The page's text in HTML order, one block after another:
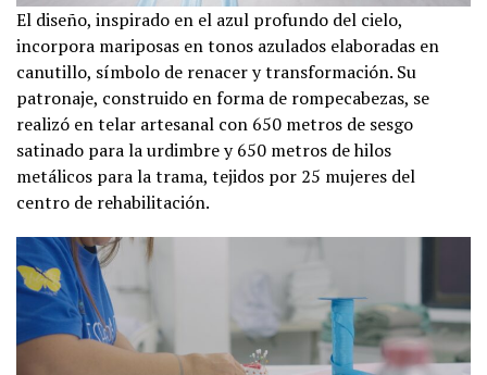
El diseño, inspirado en el azul profundo del cielo,
incorpora mariposas en tonos azulados elaboradas en
canutillo, símbolo de renacer y transformación. Su
patronaje, construido en forma de rompecabezas, se
realizó en telar artesanal con 650 metros de sesgo
satinado para la urdimbre y 650 metros de hilos
metálicos para la trama, tejidos por 25 mujeres del
centro de rehabilitación.